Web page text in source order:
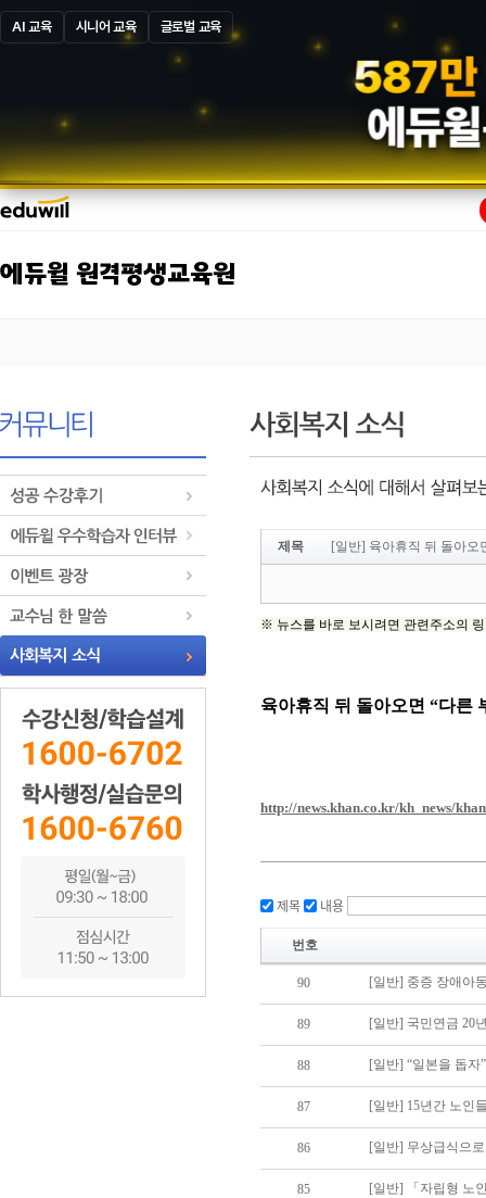
AI 교육 시니어 교육 글로벌 교육
587만
에듀윌
에듀윌 원격평생교육원
제목 [일반] 육아휴직 뒤 돌아오
제목 내용
번호
90 [일반] 중증 장애아
89 [일반] 국민연금 20
88 [일반] “일본을 돕자
87 [일반] 15년간 노인
86
85 [일반] 「자립형 노